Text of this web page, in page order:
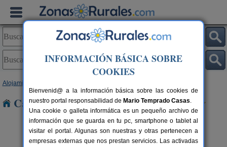
Alojamientos
Casas Rurales cerca de Tajuya
INFORMACIÓN BÁSICA SOBRE
COOKIES
Bienvenid@ a la información básica sobre las cookies de
nuestro portal responsabilidad de Mario Temprado Casas.
Una cookie o galleta informática es un pequeño archivo de
información que se guarda en tu pc, smartphone o tablet al
visitar el portal. Algunas son nuestras y otras pertenecen a
empresas externas que nos prestan servicios. Las activadas